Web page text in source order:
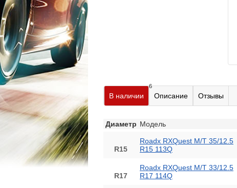
В наличии
6
Описание Отзывы
Диаметр Модель
R15
Roadx RXQuest M/T 35/12.5
R15 113Q
R17
Roadx RXQuest M/T 33/12.5
R17 114Q